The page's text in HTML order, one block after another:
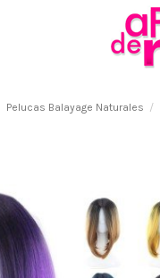
Pelucas Balayage Naturales